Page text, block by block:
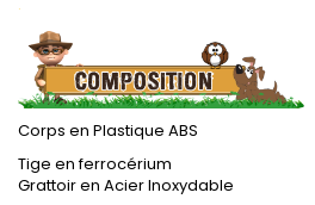
Corps en Plastique ABS
Tige en ferrocérium
Grattoir en Acier Inoxydable